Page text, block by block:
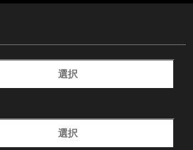
選択
選択